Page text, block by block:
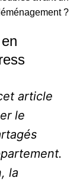
?
article
le
la